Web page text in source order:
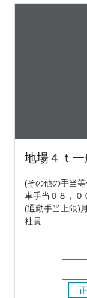
地場４ｔ一
(その他の手当
車手当０８，０
(通勤手当上限)
社員